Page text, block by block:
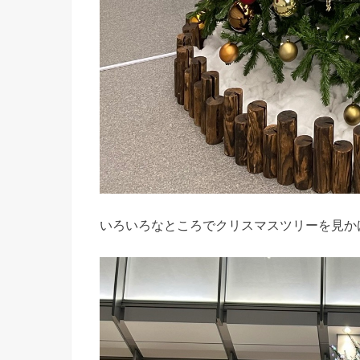
いろいろなところでクリスマスツリーを見